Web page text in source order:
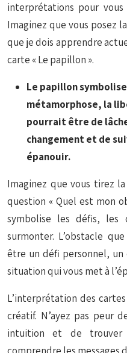
interprétations pour vous
Imaginez que vous posez
que je dois apprendre
carte « Le papillon ».
Le papillon
métamorphose, la
pourrait être de
changement et de
épanouir.
Imaginez que vous tirez
question « Quel est mon
symbolise les défis, les
surmonter. L’obstacle
être un défi personnel, un
situation qui vous met à
L’interprétation des
créatif. N’ayez pas peur
intuition et de trouver